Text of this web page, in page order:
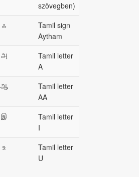
szövegben)
ஃ
Tamil sign
Aytham
அ
Tamil letter
A
ஆ
Tamil letter
AA
இ
Tamil letter
I
உ
Tamil letter
U